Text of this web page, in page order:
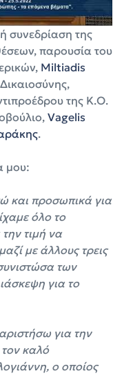
συνεδρίαση της
παρουσία του
Miltiadis
της Κ.Ο.
Vagelis
.
μου:
και προσωπικά για
όλο το
τιμή να
με άλλους τρεις
των
για το
για την
καλό
ο οποίος